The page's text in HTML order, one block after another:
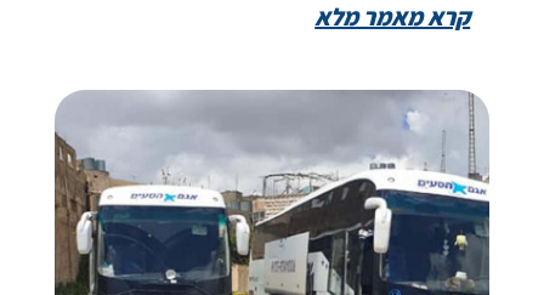
קרא מאמר מלא